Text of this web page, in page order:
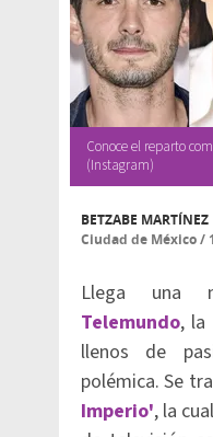
Conoce el reparto
(Instagram)
BETZABE MARTÍNEZ
Ciudad de México/
Llega una
Telemundo, la
llenos de
polémica. Se
Imperio', la